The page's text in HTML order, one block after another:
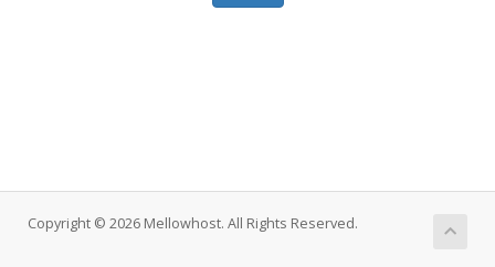
Copyright © 2026 Mellowhost. All Rights Reserved.